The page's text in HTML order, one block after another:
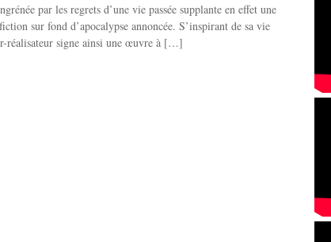
par les regrets d’une vie passée supplante en effet une
sur fond d’apocalypse annoncée. S’inspirant de sa vie
réalisateur signe ainsi une œuvre à […]